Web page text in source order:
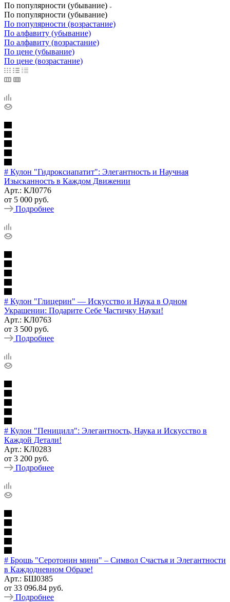
По популярности (убывание)
По популярности (убывание)
По популярности (возрастание)
По алфавиту (убывание)
По алфавиту (возрастание)
По цене (убывание)
По цене (возрастание)
# Кулон "Гидроксиапатит": Элегантность и Научная
Изысканность в Каждом Движении
Арт.: КЛ0776
от 5 000 руб.
Подробнее
# Кулон "Глицерин" — Искусство и Наука в Одном
Украшении: Подарите Себе Частичку Науки!
Арт.: КЛ0763
от 3 500 руб.
Подробнее
# Кулон "Пеницилл": Элегантность, Наука и Искусство в
Каждой Детали!
Арт.: КЛ0283
от 3 200 руб.
Подробнее
# Брошь "Серотонин мини" – Символ Счастья и Элегантности
в Каждодневном Образе!
Арт.: БШ0385
от 33 096.84 руб.
Подробнее